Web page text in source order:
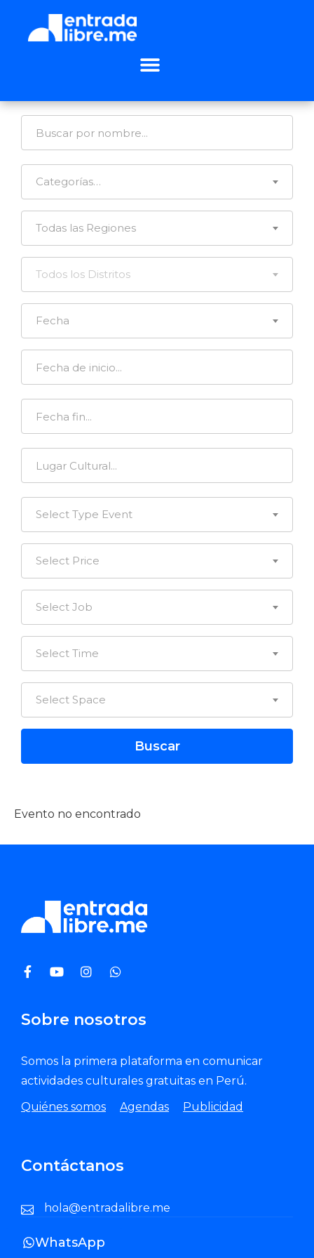
Categorías…
Todas las Regiones
Todos los Distritos
Fecha
Select Type Event
Select Price
Select Job
Select Time
Select Space
Evento no encontrado
Sobre nosotros
Somos la primera plataforma en comunicar
actividades culturales gratuitas en Perú.
Quiénes somos
Agendas Publicidad
Contáctanos
hola@entradalibre.me
WhatsApp